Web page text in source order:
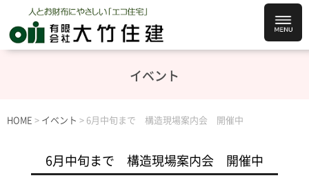
イベント
HOME > イベント > 6月中旬まで 構造現場案内会 開催中
6月中旬まで 構造現場案内会 開催中